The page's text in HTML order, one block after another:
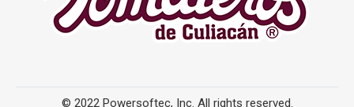
© 2022 Powersoftec, Inc. All rights reserved.